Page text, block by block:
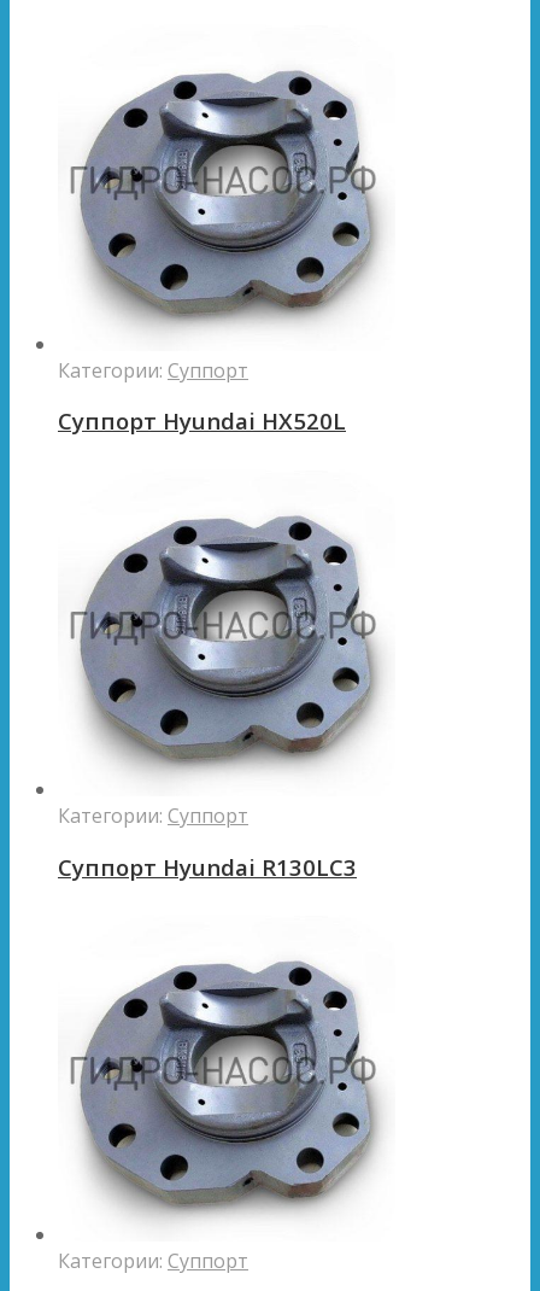
Категории: Суппорт
Суппорт Hyundai HX520L
Категории: Суппорт
Суппорт Hyundai R130LC3
Категории: Суппорт